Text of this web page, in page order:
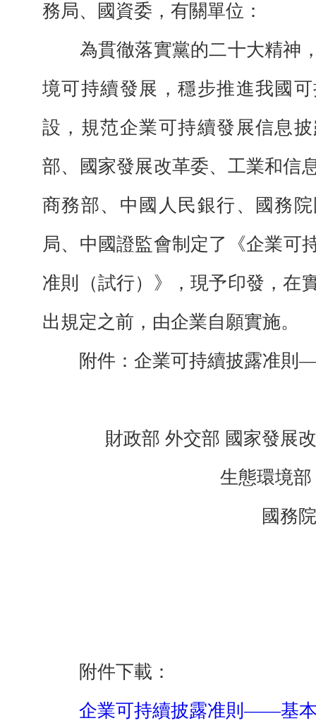
務局、國資委，有關單位：
為貫徹落實黨的二十大精神
境可持續發展，穩步推進我國
設，規范企業可持續發展信息
部、國家發展改革委、工業和信
商務部、中國人民銀行、國務
局、中國證監會制定了《企業
准則（試行）》，現予印發，在
出規定之前，由企業自願實施。
附件：企業可持續披露准則
財政部 外交部 國家發展改
生態環境部
國務院
附件下載：
企業可持續披露准則——基